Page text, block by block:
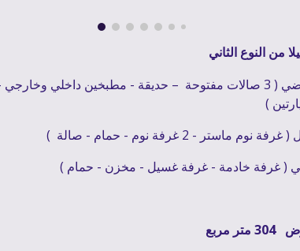
من النوع الثاني
(
3 صالات مفتوحة – حديقة - مطبخين داخلي وخارجي
)
( غرفة نوم ماستر -
- حمام - صالة )
( غرفة خادمة - غرفة غسيل - مخزن - حمام )
304 متر مربع